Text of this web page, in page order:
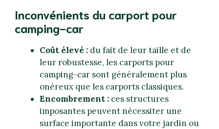
Inconvénients du carport pour
camping-car
Coût élevé : du fait de leur taille et de
leur robustesse, les carports pour
camping-car sont généralement plus
onéreux que les carports classiques.
Encombrement : ces structures
imposantes peuvent nécessiter une
surface importante dans votre jardin ou